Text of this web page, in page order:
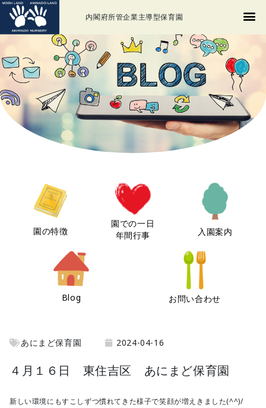
内閣府所管企業主導型保育園
園の特徴
園での一日
年間行事
入園案内
Blog お問い合わせ
あにまど保育園 2024-04-16
４月１６日 東住吉区 あにまど保育園
新しい環境にもすこしずつ慣れてきた様子で笑顔が増えきました(^^)/